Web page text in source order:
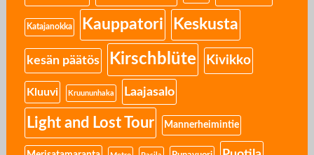
Katajanokka Kauppatori Keskusta
kesän päätös Kirschblüte Kivikko
Kluuvi Kruununhaka Laajasalo
Light and Lost Tour Mannerheimintie